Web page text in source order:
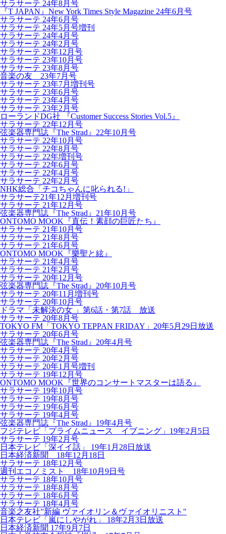
サラサーテ 24年8月号
『T JAPAN』New York Times Style Magazine 24年6月号
サラサーテ 24年6月号
サラサーテ 24年5月号増刊
サラサーテ 24年4月号
サラサーテ 24年2月号
サラサーテ 23年12月号
サラサーテ 23年10月号
サラサーテ 23年8月号
音楽の友 23年7月号
サラサーテ 23年7月増刊号
サラサーテ 23年6月号
サラサーテ 23年4月号
サラサーテ 23年2月号
ローランドDG社 『Customer Success Stories Vol.5』
サラサーテ 22年12月号
弦楽器専門誌『The Strad』22年10月号
サラサーテ 22年10月号
サラサーテ 22年8月号
サラサーテ 22年増刊号
サラサーテ 22年6月号
サラサーテ 22年4月号
サラサーテ 22年2月号
NHK総合「チコちゃんに叱られる!」
サラサーテ21年12月増刊号
サラサーテ 21年12月号
弦楽器専門誌『The Strad』21年10月号
ONTOMO MOOK『直伝！素顔の巨匠たち』
サラサーテ 21年10月号
サラサーテ 21年8月号
サラサーテ 21年6月号
ONTOMO MOOK『樂聖と絃』
サラサーテ 21年4月号
サラサーテ 21年2月号
サラサーテ 20年12月号
弦楽器専門誌『The Strad』20年10月号
サラサーテ 20年11月増刊号
サラサーテ 20年10月号
ドラマ「未解決の女 」第6話・第7話 放送
サラサーテ 20年8月号
TOKYO FM「TOKYO TEPPAN FRIDAY」20年5月29日放送
サラサーテ 20年6月号
弦楽器専門誌『The Strad』20年4月号
サラサーテ 20年4月号
サラサーテ 20年2月号
サラサーテ 20年1月号増刊
サラサーテ 19年12月号
ONTOMO MOOK『世界のコンサートマスターは語る』
サラサーテ 19年10月号
サラサーテ 19年8月号
サラサーテ 19年6月号
サラサーテ 19年4月号
弦楽器専門誌『The Strad』19年4月号
フジテレビ「プライムニュース イブニング」19年2月5日
サラサーテ 19年2月号
日本テレビ「深イイ話」 19年1月28日放送
日本経済新聞 18年12月18日
サラサーテ 18年12月号
週刊エコノミスト 18年10月9日号
サラサーテ 18年10月号
サラサーテ 18年8月号
サラサーテ 18年6月号
サラサーテ 18年4月号
音楽之友社”新編 ヴァイオリン＆ヴァイオリニスト"
日本テレビ「嵐にしやがれ」 18年2月3日放送
日本経済新聞 17年9月7日